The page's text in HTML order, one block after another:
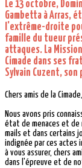
Le 13 octobre,
Gambetta à Arras,
l'extrême-droite
famille du tueur
attaques. La
Cimade dans ses
Sylvain Cuzent,
Chers amis de la Cimade,
Nous avons pris
état de menaces et de
mails et dans certains
indignée par ces actes
à vous assurer, chers
dans l'épreuve et de